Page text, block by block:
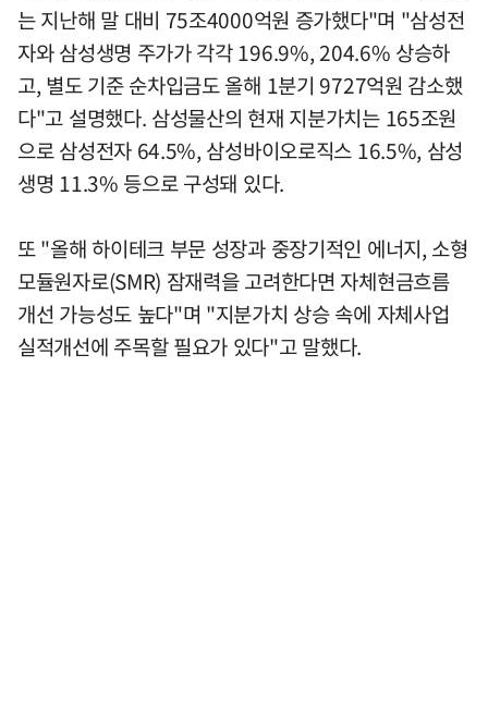
는 지난해 말 대비 75조4000억원 증가했다"며 "삼성전
자와 삼성생명 주가가 각각 196.9%, 204.6% 상승하
고, 별도 기준 순차입금도 올해 1분기 9727억원 감소했
다"고 설명했다. 삼성물산의 현재 지분가치는 165조원
으로 삼성전자 64.5%, 삼성바이오로직스 16.5%, 삼성
생명 11.3% 등으로 구성돼 있다.
또 "올해 하이테크 부문 성장과 중장기적인 에너지, 소형
모듈원자로(SMR) 잠재력을 고려한다면 자체현금흐름
개선 가능성도 높다"며 "지분가치 상승 속에 자체사업
실적개선에 주목할 필요가 있다"고 말했다.